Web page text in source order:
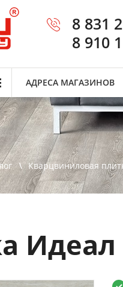
8 831
8 910
АДРЕСА МАГАЗИНОВ
Кварцвиниловая